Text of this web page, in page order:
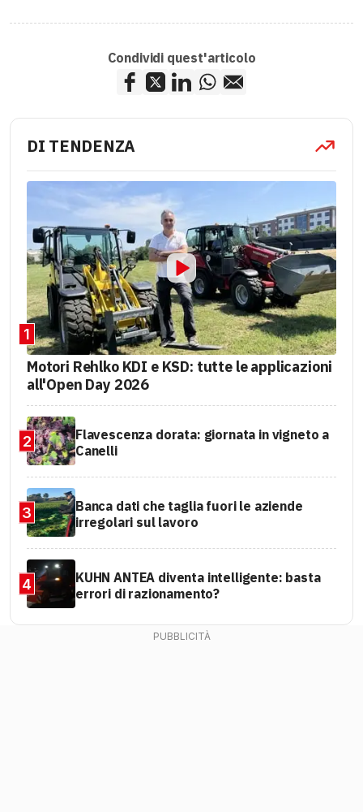
Condividi quest'articolo
DI TENDENZA
1
Motori Rehlko KDI e KSD: tutte le applicazioni
all'Open Day 2026
2
Flavescenza dorata: giornata in vigneto a
Canelli
3
Banca dati che taglia fuori le aziende
irregolari sul lavoro
4
KUHN ANTEA diventa intelligente: basta
errori di razionamento?